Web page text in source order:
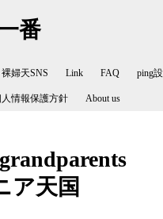
番
裸婦天SNS Link FAQ ping
情報保護方針 About us
ア天国